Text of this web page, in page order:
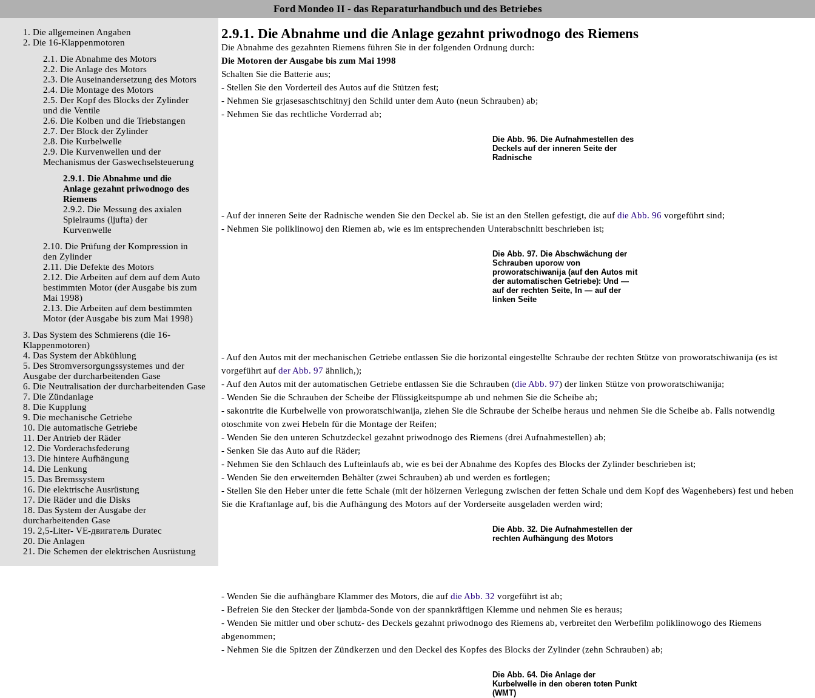
Ford Mondeo II - das Reparaturhandbuch und des Betriebes
1. Die allgemeinen Angaben
2. Die 16-Klappenmotoren
2.1. Die Abnahme des Motors
2.2. Die Anlage des Motors
2.3. Die Auseinandersetzung des Motors
2.4. Die Montage des Motors
2.5. Der Kopf des Blocks der Zylinder
und die Ventile
2.6. Die Kolben und die Triebstangen
2.7. Der Block der Zylinder
2.8. Die Kurbelwelle
2.9. Die Kurvenwellen und der
Mechanismus der Gaswechselsteuerung
2.9.1. Die Abnahme und die
Anlage gezahnt priwodnogo des
Riemens
2.9.2. Die Messung des axialen
Spielraums (ljufta) der
Kurvenwelle
2.10. Die Prüfung der Kompression in
den Zylinder
2.11. Die Defekte des Motors
2.12. Die Arbeiten auf dem auf dem Auto
bestimmten Motor (der Ausgabe bis zum
Mai 1998)
2.13. Die Arbeiten auf dem bestimmten
Motor (der Ausgabe bis zum Mai 1998)
3. Das System des Schmierens (die 16-
Klappenmotoren)
4. Das System der Abkühlung
5. Des Stromversorgungssystemes und der
Ausgabe der durcharbeitenden Gase
6. Die Neutralisation der durcharbeitenden Gase
7. Die Zündanlage
8. Die Kupplung
9. Die mechanische Getriebe
10. Die automatische Getriebe
11. Der Antrieb der Räder
12. Die Vorderachsfederung
13. Die hintere Aufhängung
14. Die Lenkung
15. Das Bremssystem
16. Die elektrische Ausrüstung
17. Die Räder und die Disks
18. Das System der Ausgabe der
durcharbeitenden Gase
19. 2,5-Liter- VЕ-двигатель Duratec
20. Die Anlagen
21. Die Schemen der elektrischen Ausrüstung
2.9.1. Die Abnahme und die Anlage gezahnt priwodnogo des Riemens
Die Abnahme des gezahnten Riemens führen Sie in der folgenden Ordnung durch:
Die Motoren der Ausgabe bis zum Mai 1998
Schalten Sie die Batterie aus;
- Stellen Sie den Vorderteil des Autos auf die Stützen fest;
- Nehmen Sie grjasesaschtschitnyj den Schild unter dem Auto (neun Schrauben) ab;
- Nehmen Sie das rechtliche Vorderrad ab;
Die Abb. 96. Die Aufnahmestellen des
Deckels auf der inneren Seite der
Radnische
- Auf der inneren Seite der Radnische wenden Sie den Deckel ab. Sie ist an den Stellen gefestigt, die auf die Abb. 96 vorgeführt sind;
- Nehmen Sie poliklinowoj den Riemen ab, wie es im entsprechenden Unterabschnitt beschrieben ist;
Die Abb. 97. Die Abschwächung der
Schrauben uporow von
proworatschiwanija (auf den Autos mit
der automatischen Getriebe): Und —
auf der rechten Seite, In — auf der
linken Seite
- Auf den Autos mit der mechanischen Getriebe entlassen Sie die horizontal eingestellte Schraube der rechten Stütze von proworatschiwanija (es ist
vorgeführt auf der Abb. 97 ähnlich,);
- Auf den Autos mit der automatischen Getriebe entlassen Sie die Schrauben (die Abb. 97) der linken Stütze von proworatschiwanija;
- Wenden Sie die Schrauben der Scheibe der Flüssigkeitspumpe ab und nehmen Sie die Scheibe ab;
- sakontrite die Kurbelwelle von proworatschiwanija, ziehen Sie die Schraube der Scheibe heraus und nehmen Sie die Scheibe ab. Falls notwendig
otoschmite von zwei Hebeln für die Montage der Reifen;
- Wenden Sie den unteren Schutzdeckel gezahnt priwodnogo des Riemens (drei Aufnahmestellen) ab;
- Senken Sie das Auto auf die Räder;
- Nehmen Sie den Schlauch des Lufteinlaufs ab, wie es bei der Abnahme des Kopfes des Blocks der Zylinder beschrieben ist;
- Wenden Sie den erweiternden Behälter (zwei Schrauben) ab und werden es fortlegen;
- Stellen Sie den Heber unter die fette Schale (mit der hölzernen Verlegung zwischen der fetten Schale und dem Kopf des Wagenhebers) fest und heben
Sie die Kraftanlage auf, bis die Aufhängung des Motors auf der Vorderseite ausgeladen werden wird;
Die Abb. 32. Die Aufnahmestellen der
rechten Aufhängung des Motors
- Wenden Sie die aufhängbare Klammer des Motors, die auf die Abb. 32 vorgeführt ist ab;
- Befreien Sie den Stecker der ljambda-Sonde von der spannkräftigen Klemme und nehmen Sie es heraus;
- Wenden Sie mittler und ober schutz- des Deckels gezahnt priwodnogo des Riemens ab, verbreitet den Werbefilm poliklinowogo des Riemens
abgenommen;
- Nehmen Sie die Spitzen der Zündkerzen und den Deckel des Kopfes des Blocks der Zylinder (zehn Schrauben) ab;
Die Abb. 64. Die Anlage der
Kurbelwelle in den oberen toten Punkt
(WMT)